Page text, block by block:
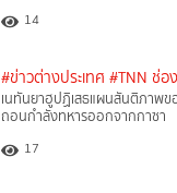
14
#ข่าวต่างประเทศ #TNN ช่อ
เนทันยาฮูปฏิเสธแผนสันติภาพข
ถอนกำลังทหารออกจากกาซา
17